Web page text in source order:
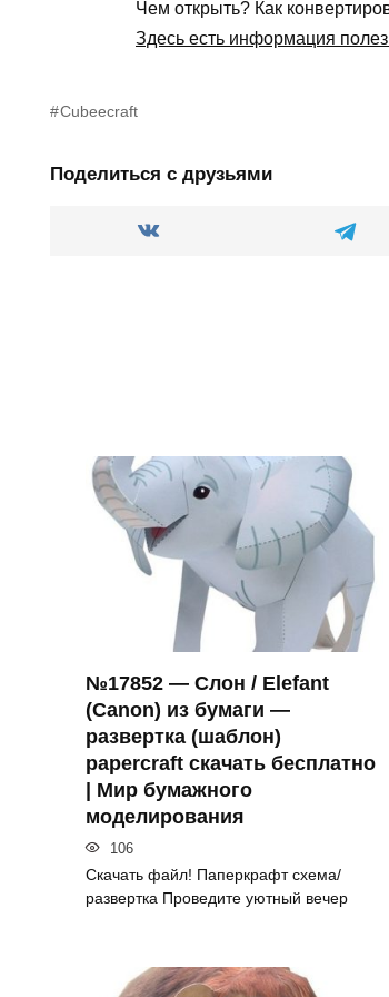
Чем открыть? Как
Здесь есть информация
Cubeecraft
Поделиться с друзьями
№17852 — Слон / Elefant
(Canon) из бумаги —
развертка (шаблон)
papercraft скачать бесплатно
| Мир бумажного
моделирования
106
Скачать файл! Паперкрафт схема/
развертка Проведите уютный вечер